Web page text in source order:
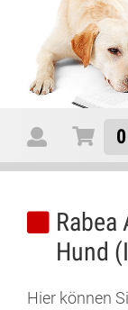
Rabea
Hund
Hier können
0